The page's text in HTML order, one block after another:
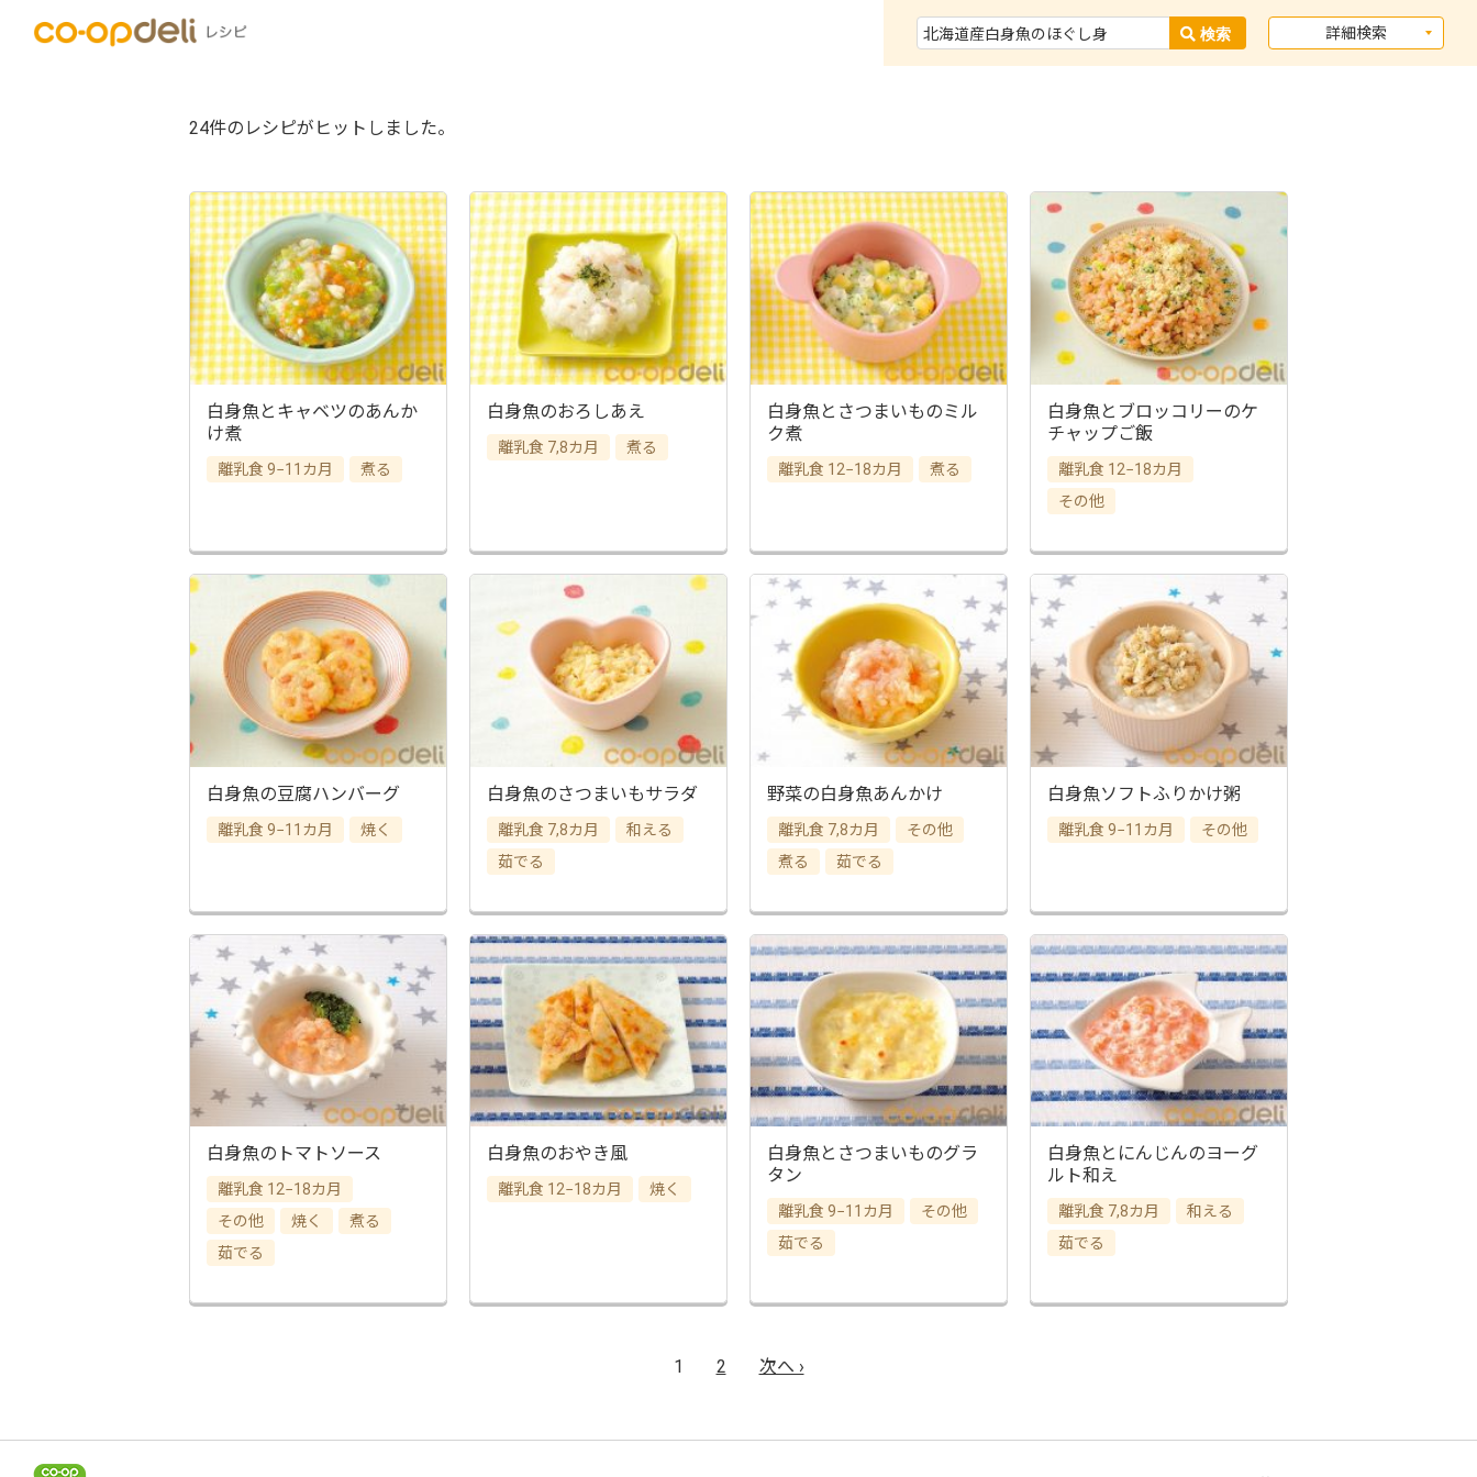
詳細検索
24件のレシピがヒットしました。
白身魚とキャベツのあんか
け煮
離乳食 9−11カ月 煮る
白身魚のおろしあえ
離乳食 7,8カ月 煮る
白身魚とさつまいものミル
ク煮
離乳食 12−18カ月 煮る
白身魚とブロッコリーのケ
チャップご飯
離乳食 12−18カ月
その他
白身魚の豆腐ハンバーグ
離乳食 9−11カ月 焼く
白身魚のさつまいもサラダ
離乳食 7,8カ月
和える
茹でる
野菜の白身魚あんかけ
離乳食 7,8カ月
その他
煮る
茹でる
白身魚ソフトふりかけ粥
離乳食 9−11カ月 その他
白身魚のトマトソース
離乳食 12−18カ月
その他
焼く
煮る
茹でる
白身魚のおやき風
離乳食 12−18カ月 焼く
白身魚とさつまいものグラ
タン
離乳食 9−11カ月
その他
茹でる
白身魚とにんじんのヨーグ
ルト和え
離乳食 7,8カ月
和える
茹でる
1 2 次へ ›